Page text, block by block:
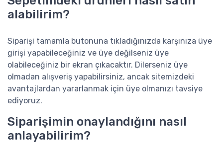
alabilirim?
Siparişi tamamla butonuna tıkladığınızda karşınıza üye
girişi yapabileceğiniz ve üye değilseniz üye
olabileceğiniz bir ekran çıkacaktır. Dilerseniz üye
olmadan alışveriş yapabilirsiniz, ancak sitemizdeki
avantajlardan yararlanmak için üye olmanızı tavsiye
ediyoruz.
Siparişimin onaylandığını nasıl
anlayabilirim?